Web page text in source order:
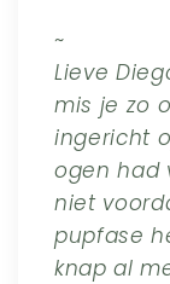
~
Lieve
mis je zo
ingericht
ogen had
niet
pupfase
knap al